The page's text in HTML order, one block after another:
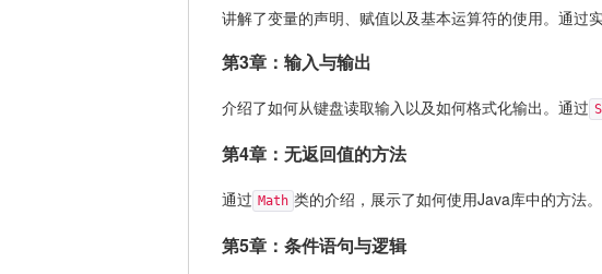
讲解了变量的声明、赋值以及基本运算符的使用。通过
第3章：输入与输出
介绍了如何从键盘读取输入以及如何格式化输出。通过
第4章：无返回值的方法
通过 Math 类的介绍，展示了如何使用Java库中的方法
第5章：条件语句与逻辑